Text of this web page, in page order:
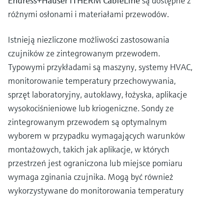
różnymi osłonami i materiałami przewodów.
Istnieją niezliczone możliwości zastosowania
czujników ze zintegrowanym przewodem.
Typowymi przykładami są maszyny, systemy HVAC,
monitorowanie temperatury przechowywania,
sprzęt laboratoryjny, autoklawy, łożyska, aplikacje
wysokociśnieniowe lub kriogeniczne. Sondy ze
zintegrowanym przewodem są optymalnym
wyborem w przypadku wymagających warunków
montażowych, takich jak aplikacje, w których
przestrzeń jest ograniczona lub miejsce pomiaru
wymaga zginania czujnika. Mogą być również
wykorzystywane do monitorowania temperatury